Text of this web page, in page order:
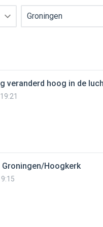
Groningen
veranderd hoog in de
19:21
Hoogkerk